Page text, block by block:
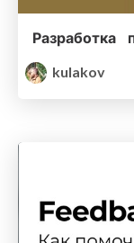
kulakov